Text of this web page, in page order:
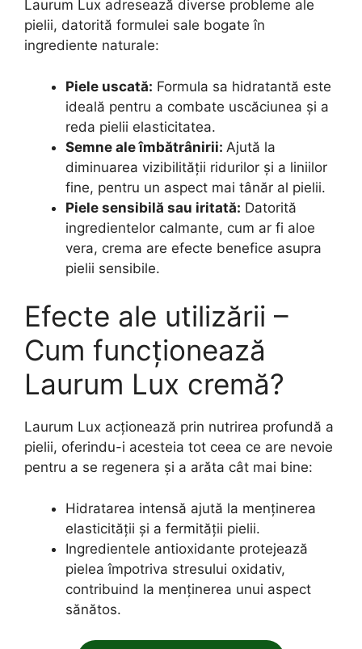
Laurum Lux adresează diverse probleme ale
pielii, datorită formulei sale bogate în
ingrediente naturale:
Piele uscată: Formula sa hidratantă este
ideală pentru a combate uscăciunea și a
reda pielii elasticitatea.
Semne ale îmbătrânirii: Ajută la
diminuarea vizibilității ridurilor și a liniilor
fine, pentru un aspect mai tânăr al pielii.
Piele sensibilă sau iritată: Datorită
ingredientelor calmante, cum ar fi aloe
vera, crema are efecte benefice asupra
pielii sensibile.
Efecte ale utilizării –
Cum funcționează
Laurum Lux cremă?
Laurum Lux acționează prin nutrirea profundă a
pielii, oferindu-i acesteia tot ceea ce are nevoie
pentru a se regenera și a arăta cât mai bine:
Hidratarea intensă ajută la menținerea
elasticității și a fermității pielii.
Ingredientele antioxidante protejează
pielea împotriva stresului oxidativ,
contribuind la menținerea unui aspect
sănătos.